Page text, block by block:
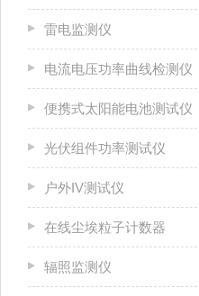
雷电监测仪
电流电压功率曲线检测仪
便携式太阳能电池测试仪
光伏组件功率测试仪
户外IV测试仪
在线尘埃粒子计数器
辐照监测仪